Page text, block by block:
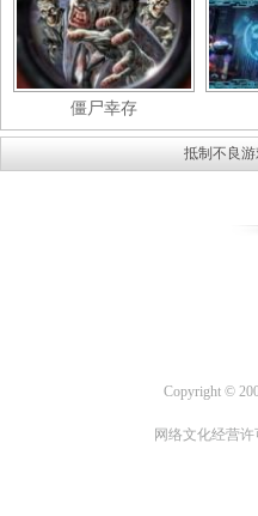
僵尸幸存
抵制不良
Copyright ©
网络文化经营